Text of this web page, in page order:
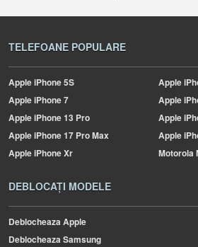
TELEFOANE POPULARE
AppleiPhone 5S Apple
AppleiPhone 7 Apple
AppleiPhone 13 Pro Apple
AppleiPhone 17 Pro Max Apple
AppleiPhone Xr Motorola
DEBLOCAȚI MODELE
Deblocheaza Apple
Deblocheaza Samsung